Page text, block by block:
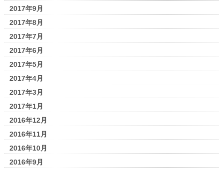
2017年9月
2017年8月
2017年7月
2017年6月
2017年5月
2017年4月
2017年3月
2017年1月
2016年12月
2016年11月
2016年10月
2016年9月